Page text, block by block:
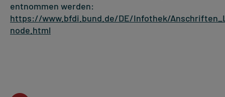
entnommen werden:
https://www.bfdi.bund.de/DE/Infothek/
node.html